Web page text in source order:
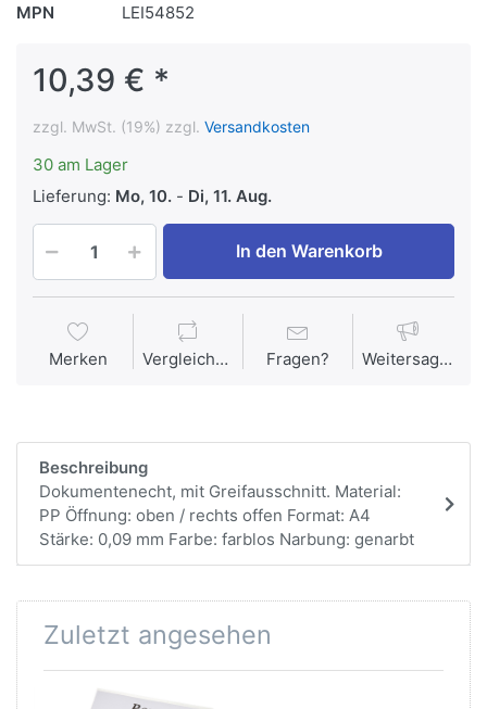
MPN
LEI54852
10,39 € *
zzgl. MwSt. (19%) zzgl. Versandkosten
30 am Lager
Lieferung: Mo, 10. - Di, 11. Aug.
In den Warenkorb
Merken Vergleichen Fragen? Weitersagen
Beschreibung
Dokumentenecht, mit Greifausschnitt. Material:
PP Öffnung: oben / rechts offen Format: A4
Stärke: 0,09 mm Farbe: farblos Narbung: genarbt
Zuletzt angesehen